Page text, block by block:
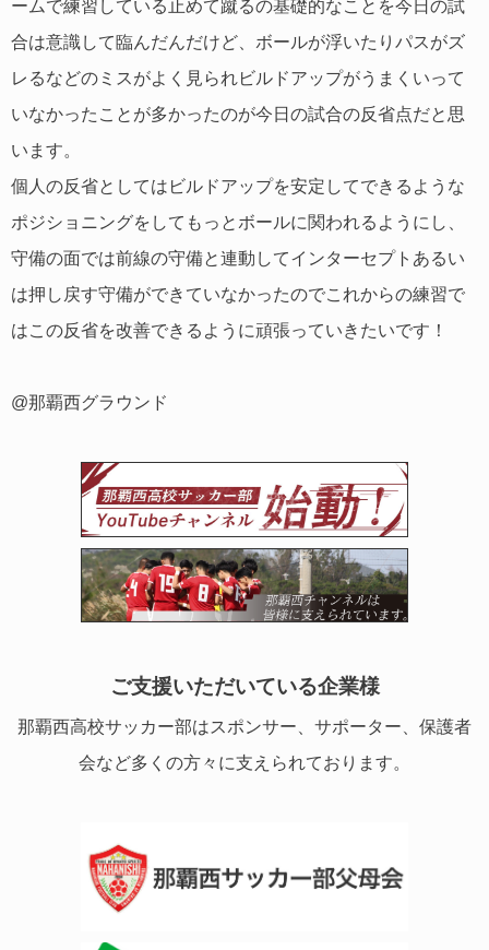
ームで練習している止めて蹴るの基礎的なことを今日の試
合は意識して臨んだんだけど、ボールが浮いたりパスがズ
レるなどのミスがよく見られビルドアップがうまくいって
いなかったことが多かったのが今日の試合の反省点だと思
います。
個人の反省としてはビルドアップを安定してできるような
ポジショニングをしてもっとボールに関われるようにし、
守備の面では前線の守備と連動してインターセプトあるい
は押し戻す守備ができていなかったのでこれからの練習で
はこの反省を改善できるように頑張っていきたいです！
@那覇西グラウンド
ご支援いただいている企業様
那覇西高校サッカー部はスポンサー、サポーター、保護者
会など多くの方々に支えられております。